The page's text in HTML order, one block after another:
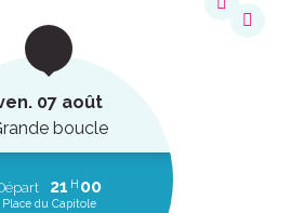
07 août
boucle
21 H 00
Place du Capitole